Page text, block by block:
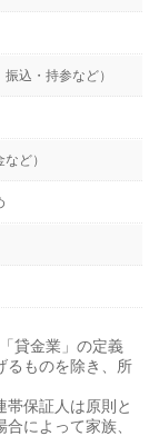
込・持参など）
ど）
貸金業」の定義
るものを除き、所
保証人は原則と
によって家族、